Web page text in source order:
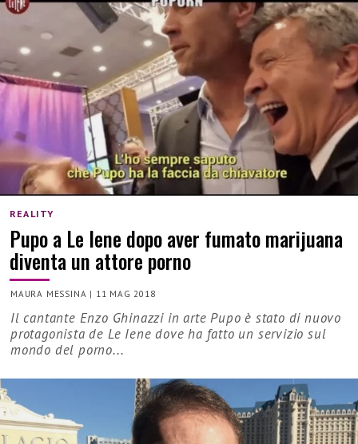
REALITY
Pupo a Le Iene dopo aver fumato marijuana
diventa un attore porno
MAURA MESSINA | 11 MAG 2018
Il cantante Enzo Ghinazzi in arte Pupo è stato di nuovo
protagonista de Le Iene dove ha fatto un servizio sul
mondo del porno...